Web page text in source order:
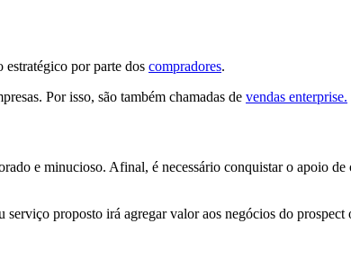
estratégico por parte dos compradores.
Por isso, são também chamadas de vendas enterprise.
e minucioso. Afinal, é necessário conquistar o apoio de
proposto irá agregar valor aos negócios do prospect